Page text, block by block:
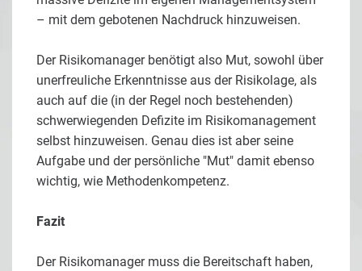
– mit dem gebotenen Nachdruck hinzuweisen.
Der Risikomanager benötigt also Mut, sowohl über
unerfreuliche Erkenntnisse aus der Risikolage, als
auch auf die (in der Regel noch bestehenden)
schwerwiegenden Defizite im Risikomanagement
selbst hinzuweisen. Genau dies ist aber seine
Aufgabe und der persönliche "Mut" damit ebenso
wichtig, wie Methodenkompetenz.
Fazit
Der Risikomanager muss die Bereitschaft haben,